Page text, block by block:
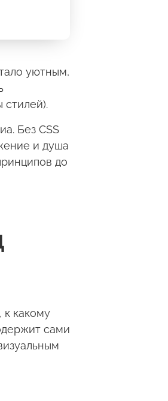
уютным,
стилей).
Без CSS
и душа
до
к какому
сами